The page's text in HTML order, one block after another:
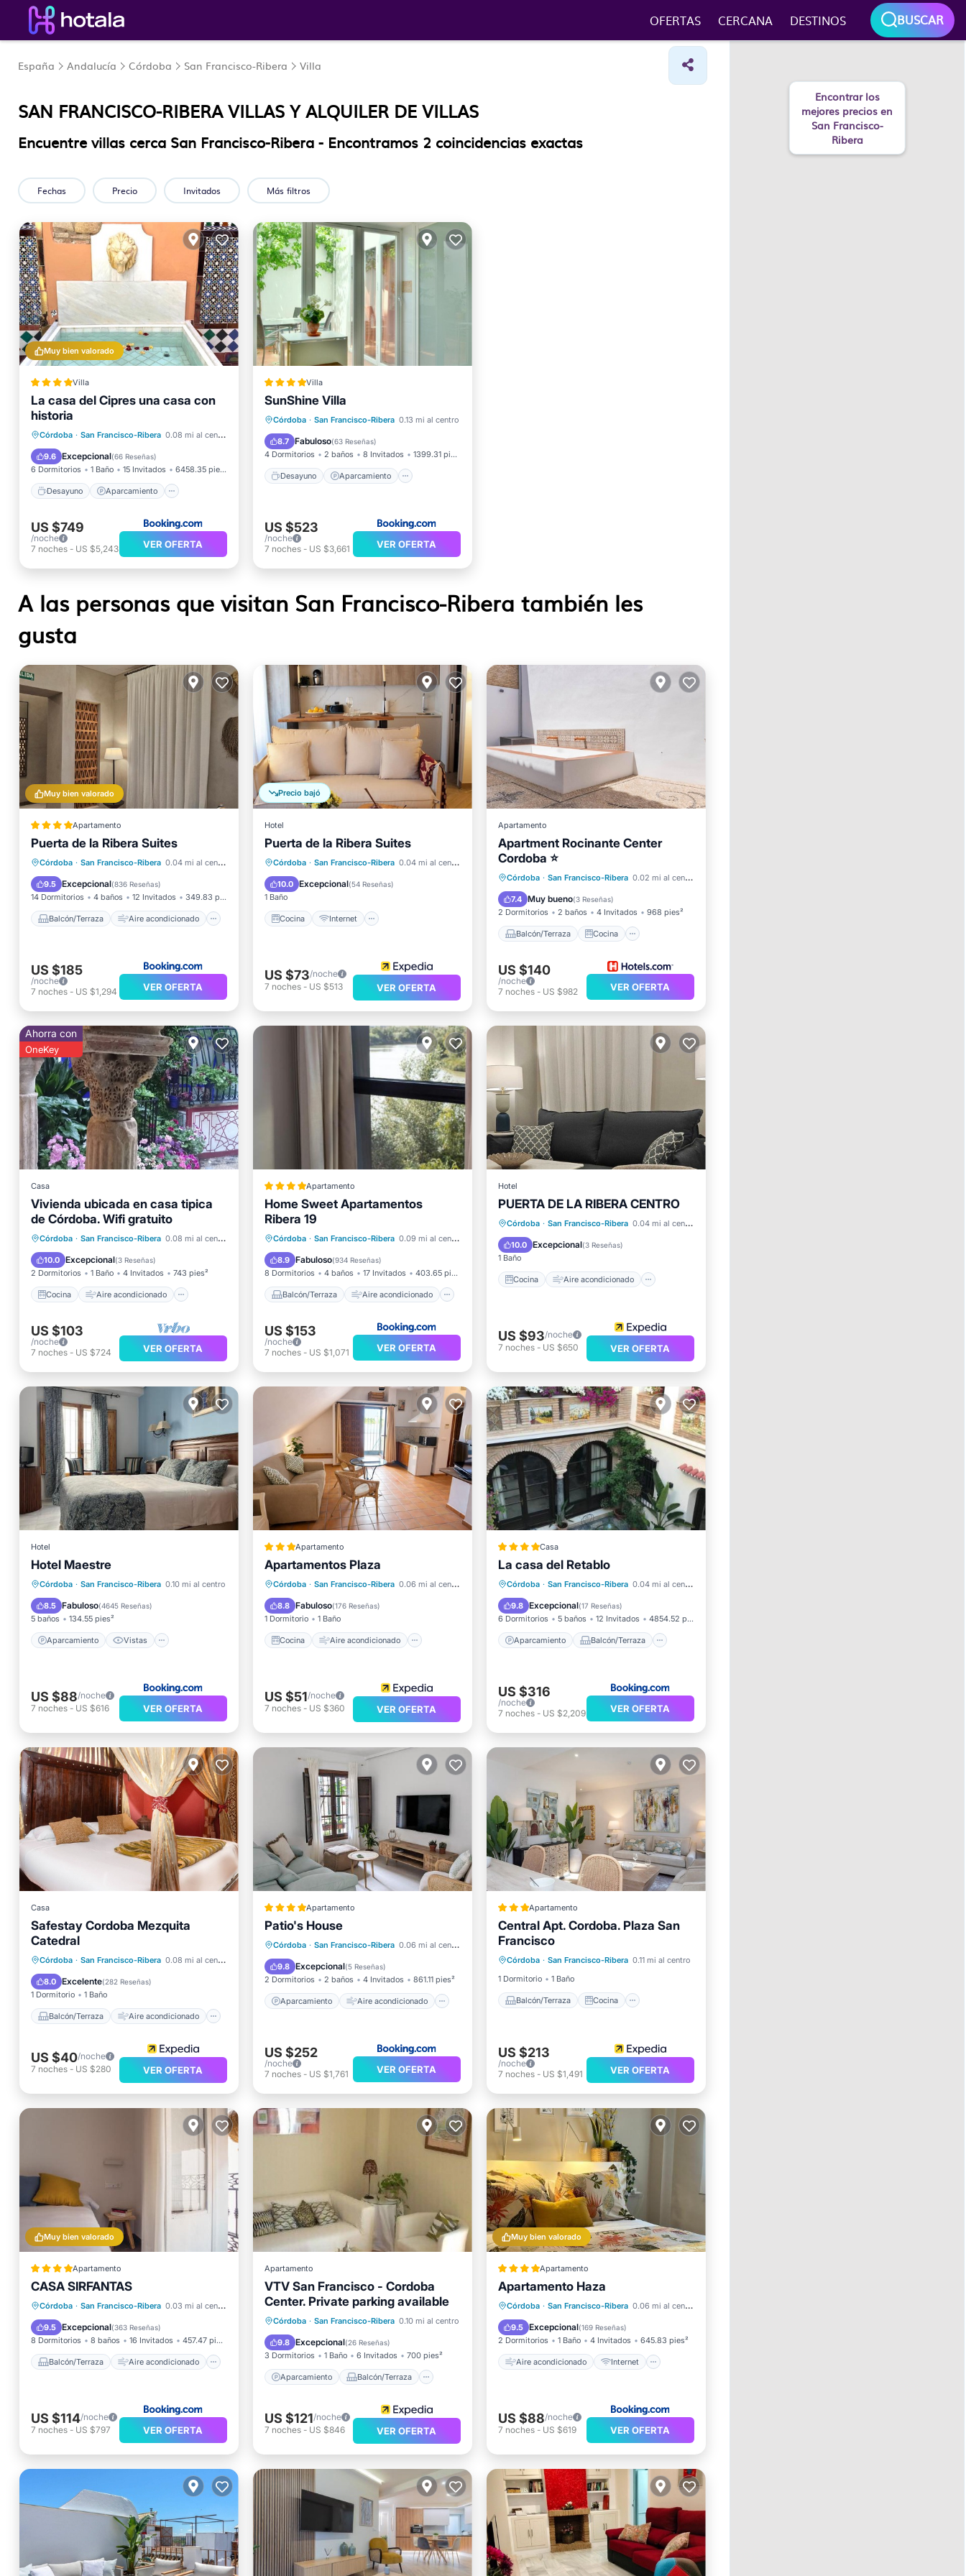
OFERTAS CERCANA DESTINOS BUSCAR
España Andalucía Córdoba San Francisco-Ribera Villa
SAN FRANCISCO-RIBERA VILLAS Y ALQUILER DE VILLAS
Encuentre villas cerca San Francisco-Ribera - Encontramos 2 coincidencias exactas
Fechas Precio Invitados Más filtros
Muy bien valorado
Villa
La casa del Cipres una casa con
historia
Córdoba · San Francisco-Ribera 0.08 mi al centro
9.6 Excepcional(66 Reseñas)
6 Dormitorios 1 Baño 15 Invitados 6458.35 pies²
Desayuno Aparcamiento
Desayuno
Balcón/Terraza
Aire acondicionado
US $749
/noche
7 noches - US $5,243 VER OFERTA
Villa
SunShine Villa
Córdoba · San Francisco-Ribera 0.13 mi al centro
8.7 Fabuloso(63 Reseñas)
4 Dormitorios 2 baños 8 Invitados 1399.31 pies²
Desayuno Aparcamiento
Desayuno
Balcón/Terraza
Aire acondicionado
US $523
/noche
7 noches- US $3,661 VER OFERTA
A las personas que visitan San Francisco-Ribera también les
gusta
Muy bien valorado
Apartamento
Puerta de la Ribera Suites
Córdoba · San Francisco-Ribera 0.04 mi al centro
9.5 Excepcional(836 Reseñas)
14 Dormitorios 4 baños 12 Invitados 349.83 pies²
Balcón/Terraza Aire acondicionado
Balcón/Terraza
Aire acondicionado
Internet
Apto para niños
US $185
/noche
7 noches - US $1,294 VER OFERTA
Precio bajó
Hotel
Puerta de la Ribera Suites
Córdoba · San Francisco-Ribera 0.04 mi al centro
10.0 Excepcional(54 Reseñas)
1 Baño
Cocina Internet
Cocina
Internet
Apto para niños
Lavandería
US $73/noche
7 noches- US $513 VER OFERTA
Apartamento
Apartment Rocinante Center
Cordoba ⭐
Córdoba · San Francisco-Ribera 0.02 mi al centro
7.4 Muy bueno(3 Reseñas)
2 Dormitorios 2 baños 4 Invitados 968 pies²
Balcón/Terraza Cocina
Balcón/Terraza
Cocina
Aire acondicionado
US $140
/noche
7 noches- US $982 VER OFERTA
Ahorra con
OneKey
Casa
Vivienda ubicada en casa tipica
de Córdoba. Wifi gratuito
Córdoba · San Francisco-Ribera 0.08 mi al centro
10.0 Excepcional(3 Reseñas)
2 Dormitorios 1 Baño 4 Invitados 743 pies²
Cocina Aire acondicionado
Cocina
Aire acondicionado
Internet
Apto para niños
US $103
/noche
7 noches - US $724 VER OFERTA
Apartamento
Home Sweet Apartamentos
Ribera 19
Córdoba · San Francisco-Ribera 0.09 mi al centro
8.9 Fabuloso(934 Reseñas)
8 Dormitorios 4 baños 17 Invitados 403.65 pies²
Balcón/Terraza Aire acondicionado
Balcón/Terraza
Aire acondicionado
Internet
Apto para niños
US $153
/noche
7 noches- US $1,071 VER OFERTA
Hotel
PUERTA DE LA RIBERA CENTRO
Córdoba · San Francisco-Ribera 0.04 mi al centro
10.0 Excepcional(3 Reseñas)
1 Baño
Cocina Aire acondicionado
Cocina
Aire acondicionado
Internet
Apto para niños
US $93/noche
7 noches- US $650 VER OFERTA
Hotel
Hotel Maestre
Córdoba · San Francisco-Ribera 0.10 mi al centro
8.5 Fabuloso(4645 Reseñas)
5 baños 134.55 pies²
Aparcamiento Vistas
Aparcamiento
Vistas
Aire acondicionado
US $88/noche
7 noches - US $616 VER OFERTA
Apartamento
Apartamentos Plaza
Córdoba · San Francisco-Ribera 0.06 mi al centro
8.8 Fabuloso(176 Reseñas)
1 Dormitorio 1 Baño
Cocina Aire acondicionado
Cocina
Aire acondicionado
Internet
Apto para niños
US $51/noche
7 noches- US $360 VER OFERTA
Casa
La casa del Retablo
Córdoba · San Francisco-Ribera 0.04 mi al centro
9.8 Excepcional(17 Reseñas)
6 Dormitorios 5 baños 12 Invitados 4854.52 pies²
Aparcamiento Balcón/Terraza
Aparcamiento
Balcón/Terraza
Vistas
Aire acondicionado
US $316
/noche
7 noches- US $2,209 VER OFERTA
Casa
Safestay Cordoba Mezquita
Catedral
Córdoba · San Francisco-Ribera 0.08 mi al centro
8.0 Excelente(282 Reseñas)
1 Dormitorio 1 Baño
Balcón/Terraza Aire acondicionado
Balcón/Terraza
Aire acondicionado
Internet
Apto para niños
US $40/noche
7 noches - US $280 VER OFERTA
Apartamento
Patio's House
Córdoba · San Francisco-Ribera 0.06 mi al centro
9.8 Excepcional(5 Reseñas)
2 Dormitorios 2 baños 4 Invitados 861.11 pies²
Aparcamiento Aire acondicionado
Aparcamiento
Aire acondicionado
Internet
Apto para niños
US $252
/noche
7 noches- US $1,761 VER OFERTA
Apartamento
Central Apt. Cordoba. Plaza San
Francisco
Córdoba · San Francisco-Ribera 0.11 mi al centro
1 Dormitorio
1 Baño
Balcón/Terraza Cocina
Balcón/Terraza
Aire acondicionado
Internet
US $213
/noche
7 noches- US $1,491 VER OFERTA
Muy bien valorado
Apartamento
CASA SIRFANTAS
Córdoba · San Francisco-Ribera 0.03 mi al centro
9.5 Excepcional(363 Reseñas)
8 Dormitorios 8 baños 16 Invitados 457.47 pies²
Balcón/Terraza Aire acondicionado
Balcón/Terraza
Aire acondicionado
Internet
Apto para niños
US $114/noche
7 noches - US $797 VER OFERTA
Apartamento
VTV San Francisco - Cordoba
Center. Private parking available
Córdoba · San Francisco-Ribera 0.10 mi al centro
9.8 Excepcional(26 Reseñas)
3 Dormitorios 1 Baño 6 Invitados 700 pies²
Aparcamiento Balcón/Terraza
Aparcamiento
Balcón/Terraza
Cocina
Aire acondicionado
US $121/noche
7 noches- US $846 VER OFERTA
Muy bien valorado
Apartamento
Apartamento Haza
Córdoba · San Francisco-Ribera 0.06 mi al centro
9.5 Excepcional(169 Reseñas)
2 Dormitorios 1 Baño 4 Invitados 645.83 pies²
Aire acondicionado Internet
Aire acondicionado
Apto para niños
Seguridad/Protección
US $88/noche
7 noches- US $619 VER OFERTA
Encontrar los
mejores precios en
San Francisco-
Ribera